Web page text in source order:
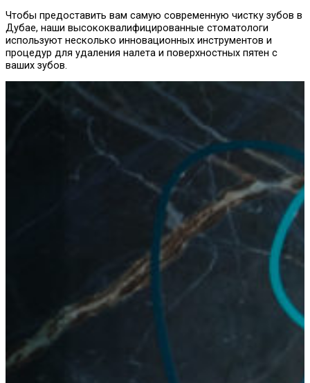
Чтобы предоставить вам самую современную чистку зубов в
Дубае, наши высококвалифицированные стоматологи
используют несколько инновационных инструментов и
процедур для удаления налета и поверхностных пятен с
ваших зубов.